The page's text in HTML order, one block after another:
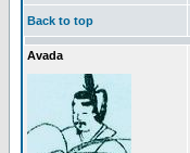
Back to top
Avada